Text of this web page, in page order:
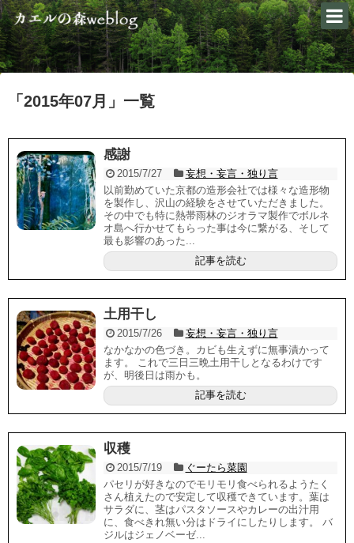
「 2015年07月 」 一覧
感謝
2015/7/27
妄想・妄言・独り言
以前勤めていた京都の造形会社では様々な造形物
を製作し、沢山の経験をさせていただきました。
その中でも特に熱帯雨林のジオラマ製作でボルネ
オ島へ行かせてもらった事は今に繋がる、そして
最も影響のあった...
記事を読む
土用干し
2015/7/26
妄想・妄言・独り言
なかなかの色づき。カビも生えずに無事漬かって
ます。 これで三日三晩土用干しとなるわけです
が、明後日は雨かも。
記事を読む
収穫
2015/7/19
ぐーたら菜園
パセリが好きなのでモリモリ食べられるようたく
さん植えたので安定して収穫できています。葉は
サラダに、茎はパスタソースやカレーの出汁用
に、食べきれ無い分はドライにしたりします。 バ
ジルはジェノベーゼ...